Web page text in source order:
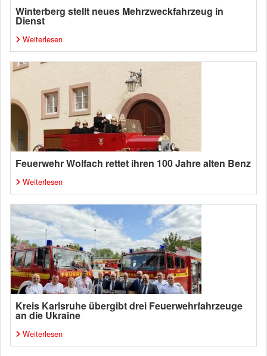
Winterberg stellt neues Mehrzweckfahrzeug in
Dienst
Weiterlesen
Feuerwehr Wolfach rettet ihren 100 Jahre alten Benz
Weiterlesen
Kreis Karlsruhe übergibt drei Feuerwehrfahrzeuge
an die Ukraine
Weiterlesen